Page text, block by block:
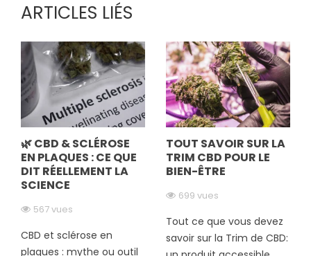
ARTICLES LIÉS
🌿 CBD & SCLÉROSE
EN PLAQUES : CE QUE
DIT RÉELLEMENT LA
SCIENCE
567 vues
CBD et sclérose en
plaques : mythe ou outil
TOUT SAVOIR SUR LA
TRIM CBD POUR LE
BIEN-ÊTRE
699 vues
Tout ce que vous devez
savoir sur la Trim de CBD: